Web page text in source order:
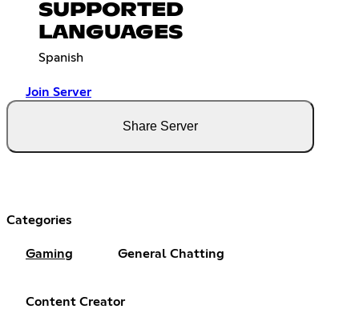
SUPPORTED
LANGUAGES
Spanish
Join Server
Share Server
Categories
Gaming General Chatting
Content Creator